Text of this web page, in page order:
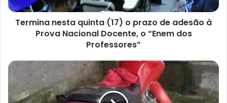
à
Prova
“Enem
dos
Professores”
Termina nesta quinta (17) o prazo de adesão à
Prova Nacional Docente, o “Enem dos
Professores”
Vídeo:
Motocicleta
furtada